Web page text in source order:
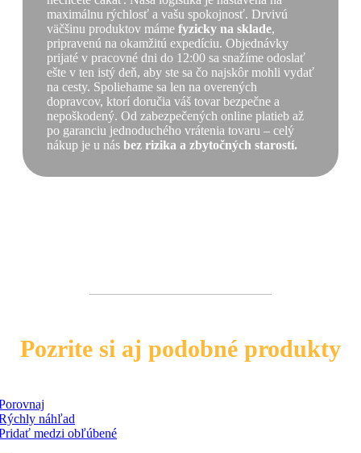
maximálnu rýchlosť a vašu spokojnosť. Drvivú
väčšinu produktov máme fyzicky na sklade,
pripravenú na okamžitú expedíciu. Objednávky
prijaté v pracovné dni do 12:00 sa snažíme odoslať
ešte v ten istý deň, aby ste sa čo najskôr mohli vydať
na cesty. Spoliehame sa len na overených
dopravcov, ktorí doručia váš tovar bezpečne a
nepoškodený. Od zabezpečených online platieb až
po garanciu jednoduchého vrátenia tovaru – celý
nákup je u nás bez rizika a zbytočných starostí.
Pozrite si aj podobné produkty
náhľad
medzi obľúbené